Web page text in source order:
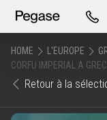
HOME L'EUROPE
CORFU IMPERIAL A
Retour à la